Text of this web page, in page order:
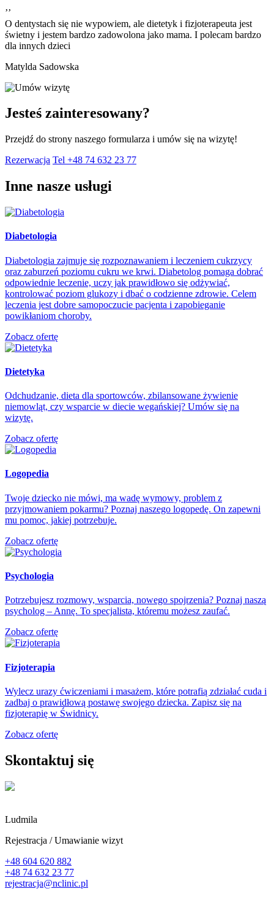
’’
O dentystach się nie wypowiem, ale dietetyk i fizjoterapeuta jest
świetny i jestem bardzo zadowolona jako mama. I polecam bardzo
dla innych dzieci
Matylda Sadowska
Jesteś zainteresowany?
Przejdź do strony naszego formularza i umów się na wizytę!
Rezerwacja Tel +48 74 632 23 77
Inne nasze usługi
Diabetologia
Diabetologia zajmuje się rozpoznawaniem i leczeniem cukrzycy
oraz zaburzeń poziomu cukru we krwi. Diabetolog pomaga dobrać
odpowiednie leczenie, uczy jak prawidłowo się odżywiać,
kontrolować poziom glukozy i dbać o codzienne zdrowie. Celem
leczenia jest dobre samopoczucie pacjenta i zapobieganie
powikłaniom choroby.
Zobacz ofertę
Dietetyka
Odchudzanie, dieta dla sportowców, zbilansowane żywienie
niemowląt, czy wsparcie w diecie wegańskiej? Umów się na
wizytę.
Zobacz ofertę
Logopedia
Twoje dziecko nie mówi, ma wadę wymowy, problem z
przyjmowaniem pokarmu? Poznaj naszego logopedę. On zapewni
mu pomoc, jakiej potrzebuje.
Zobacz ofertę
Psychologia
Potrzebujesz rozmowy, wsparcia, nowego spojrzenia? Poznaj naszą
psycholog – Annę. To specjalista, któremu możesz zaufać.
Zobacz ofertę
Fizjoterapia
Wylecz urazy ćwiczeniami i masażem, które potrafią zdziałać cuda i
zadbaj o prawidłową postawę swojego dziecka. Zapisz się na
fizjoterapię w Świdnicy.
Zobacz ofertę
Skontaktuj się
Ludmila
Rejestracja / Umawianie wizyt
+48 604 620 882
+48 74 632 23 77
rejestracja@nclinic.pl